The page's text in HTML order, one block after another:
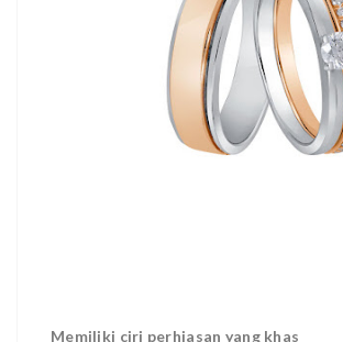
Memiliki ciri perhiasan yang khas